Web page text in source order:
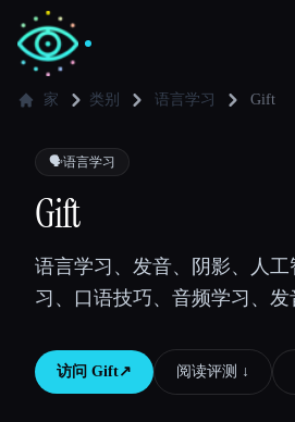
✍️写作者
💻
🎓 学生 🎬
家 类别 语言学习 Gift
🗣️语言学习
Gift
语言学习、发音、阴影、人
习、口语技巧、音频学习、发
访问 Gift↗︎ 阅读评测 ↓︎